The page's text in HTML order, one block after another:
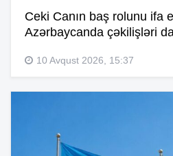
Ceki Canın baş rolunu ifa
Azərbaycanda çəkilişləri
10 Avqust 2026, 15:37